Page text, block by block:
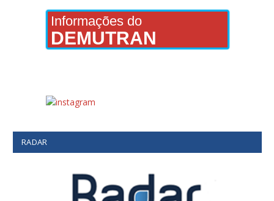
Informações do
DEMUTRAN
RADAR